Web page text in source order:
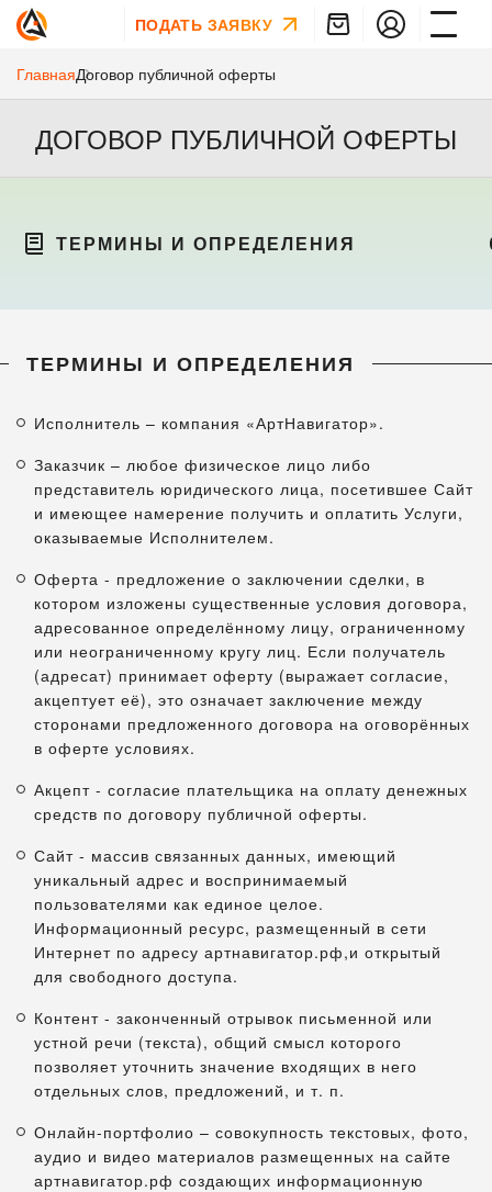
ПОДАТЬ ЗАЯВКУ
ГлавнаяДоговор публичной оферты
ДОГОВОР ПУБЛИЧНОЙ ОФЕРТЫ
ТЕРМИНЫ И ОПРЕДЕЛЕНИЯ
ТЕРМИНЫ И ОПРЕДЕЛЕНИЯ
Исполнитель – компания «АртНавигатор».
Заказчик – любое физическое лицо либо
представитель юридического лица, посетившее Сайт
и имеющее намерение получить и оплатить Услуги,
оказываемые Исполнителем.
Оферта - предложение о заключении сделки, в
котором изложены существенные условия договора,
адресованное определённому лицу, ограниченному
или неограниченному кругу лиц. Если получатель
(адресат) принимает оферту (выражает согласие,
акцептует её), это означает заключение между
сторонами предложенного договора на оговорённых
в оферте условиях.
Акцепт - согласие плательщика на оплату денежных
средств по договору публичной оферты.
Сайт - массив связанных данных, имеющий
уникальный адрес и воспринимаемый
пользователями как единое целое.
Информационный ресурс, размещенный в сети
Интернет по адресу артнавигатор.рф,и открытый
для свободного доступа.
Контент - законченный отрывок письменной или
устной речи (текста), общий смысл которого
позволяет уточнить значение входящих в него
отдельных слов, предложений, и т. п.
Онлайн-портфолио – совокупность текстовых, фото,
аудио и видео материалов размещенных на сайте
артнавигатор.рф создающих информационную